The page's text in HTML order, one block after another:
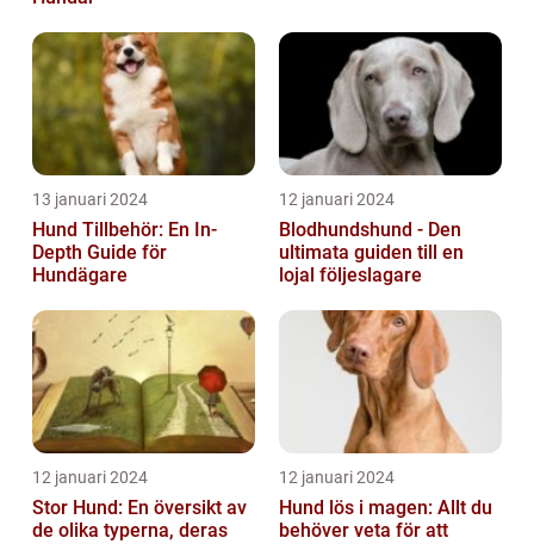
13 januari 2024
Hund Tillbehör: En In-
Depth Guide för
Hundägare
12 januari 2024
Blodhundshund - Den
ultimata guiden till en
lojal följeslagare
12 januari 2024
Stor Hund: En översikt av
de olika typerna, deras
12 januari 2024
Hund lös i magen: Allt du
behöver veta för att